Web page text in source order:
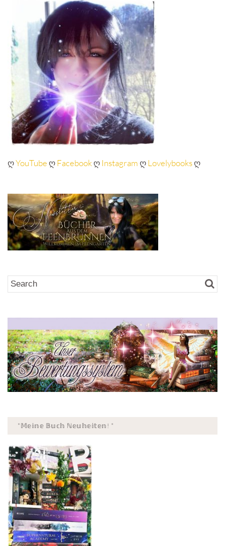
ღYouTubeღFacebookღ InstagramღLovelybooksღ
*𝕄𝕖𝕚𝕟𝕖 𝔹𝕦𝕔𝕙 ℕ𝕖𝕦𝕙𝕖𝕚𝕥𝕖𝕟! *